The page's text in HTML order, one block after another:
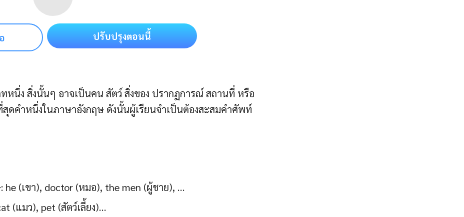
ปรับปรุงตอนนี้
หนึ่ง สิ่งนั้นๆ อาจเป็นคน สัตว์ สิ่งของ ปรากฏการณ์ สถานที่ หรือ
ดคำหนึ่งในภาษาอังกฤษ ดังนั้นผู้เรียนจำเป็นต้องสะสมคำศัพท์
(เขา), doctor (หมอ), the men (ผู้ชาย), …
(แมว), pet (สัตว์เลี้ยง)…